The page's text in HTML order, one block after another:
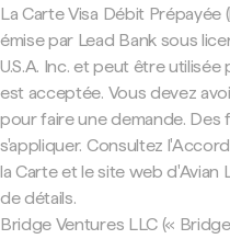
La Carte Visa Débit Prépayée
émise par Lead Bank sous
U.S.A. Inc. et peut être
est acceptée. Vous devez
pour faire une demande. Des
s'appliquer. Consultez
la Carte et le site web d'Avian
de détails.
Bridge Ventures LLC («